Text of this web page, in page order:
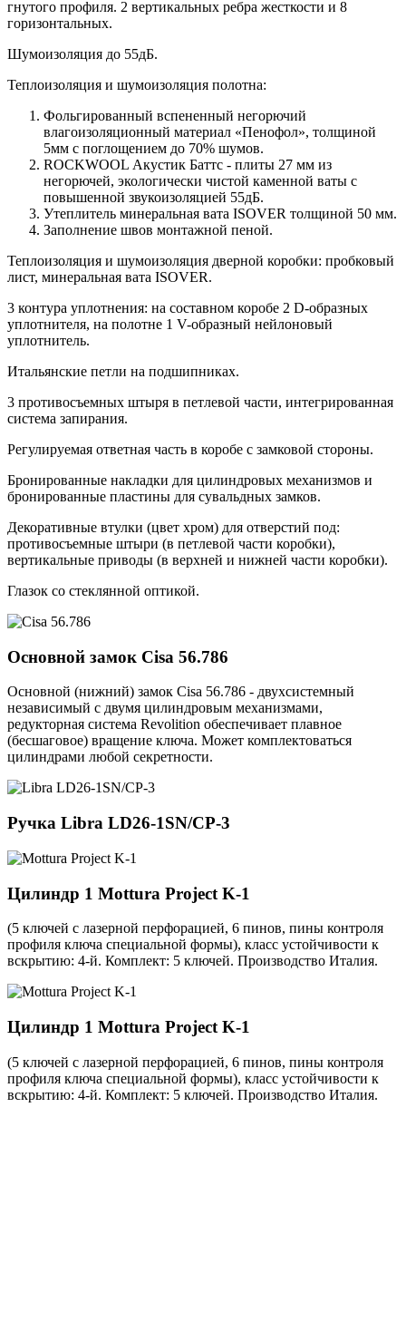
гнутого профиля. 2 вертикальных ребра жесткости и 8
горизонтальных.
Шумоизоляция до 55дБ.
Теплоизоляция и шумоизоляция полотна:
Фольгированный вспененный негорючий
влагоизоляционный материал «Пенофол», толщиной
5мм с поглощением до 70% шумов.
ROCKWOOL Акустик Баттс - плиты 27 мм из
негорючей, экологически чистой каменной ваты с
повышенной звукоизоляцией 55дБ.
Утеплитель минеральная вата ISOVER толщиной 50 мм.
Заполнение швов монтажной пеной.
Теплоизоляция и шумоизоляция дверной коробки: пробковый
лист, минеральная вата ISOVER.
3 контура уплотнения: на составном коробе 2 D-образных
уплотнителя, на полотне 1 V-образный нейлоновый
уплотнитель.
Итальянские петли на подшипниках.
3 противосъемных штыря в петлевой части, интегрированная
система запирания.
Регулируемая ответная часть в коробе с замковой стороны.
Бронированные накладки для цилиндровых механизмов и
бронированные пластины для сувальдных замков.
Декоративные втулки (цвет хром) для отверстий под:
противосъемные штыри (в петлевой части коробки),
вертикальные приводы (в верхней и нижней части коробки).
Глазок со стеклянной оптикой.
Основной замок Cisa 56.786
Основной (нижний) замок Cisa 56.786 - двухсистемный
независимый с двумя цилиндровым механизмами,
редукторная система Revolition обеспечивает плавное
(бесшаговое) вращение ключа. Может комплектоваться
цилиндрами любой секретности.
Ручка Libra LD26-1SN/CP-3
Цилиндр 1 Mottura Project K-1
(5 ключей с лазерной перфорацией, 6 пинов, пины контроля
профиля ключа специальной формы), класс устойчивости к
вскрытию: 4-й. Комплект: 5 ключей. Производство Италия.
Цилиндр 1 Mottura Project K-1
(5 ключей с лазерной перфорацией, 6 пинов, пины контроля
профиля ключа специальной формы), класс устойчивости к
вскрытию: 4-й. Комплект: 5 ключей. Производство Италия.